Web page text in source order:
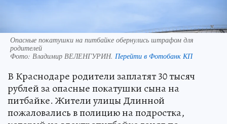
Опасные покатушки на питбайке обернулись штрафом для
родителей
Фото: Владимир ВЕЛЕНГУРИН. Перейти в Фотобанк КП
В Краснодаре родители заплатят 30 тысяч
рублей за опасные покатушки сына на
питбайке. Жители улицы Длинной
пожаловались в полицию на подростка,